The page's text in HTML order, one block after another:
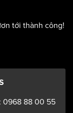
tới thành công!
0968 88 00 55